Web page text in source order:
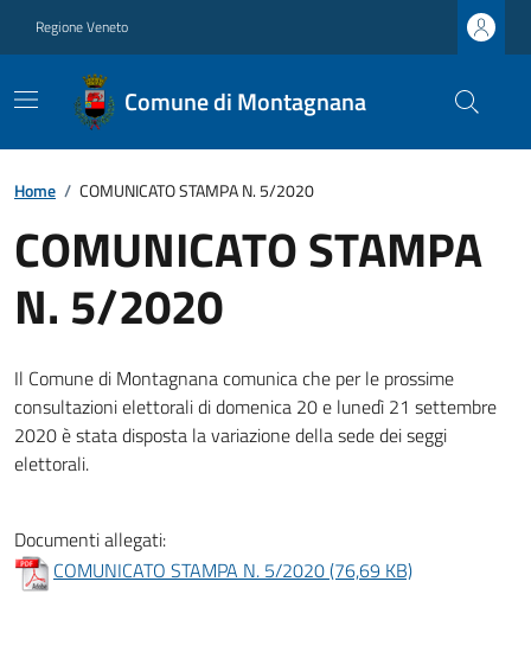
Regione Veneto
Comune di Montagnana
Home / COMUNICATO STAMPA N. 5/2020
COMUNICATO STAMPA
N. 5/2020
Il Comune di Montagnana comunica che per le prossime
consultazioni elettorali di domenica 20 e lunedì 21 settembre
2020 è stata disposta la variazione della sede dei seggi
elettorali.
Documenti allegati:
COMUNICATO STAMPA N. 5/2020 (76,69 KB)